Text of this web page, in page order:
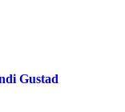
Gustad